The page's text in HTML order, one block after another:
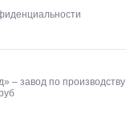
– завод по производству